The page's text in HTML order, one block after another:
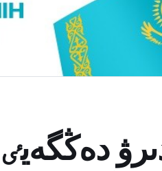
دەڭگەيٸ